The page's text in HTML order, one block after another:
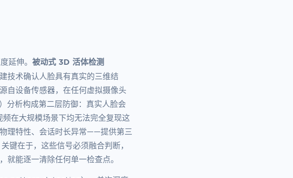
延伸。 被动式 3D 活体检测
技术确认人脸具有真实的三维结
自设备传感器，在任何虚拟摄像头
析构成第二层防御：真实人脸会
在大规模场景下均无法完全复现这
理特性、会话时长异常——提供第三
键在于，这些信号必须融合判断，
能逐一清除任何单一检查点。